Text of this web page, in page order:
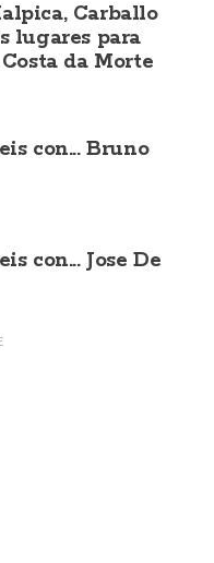
Carballo
lugares para
da Morte
con... Bruno
con... Jose De